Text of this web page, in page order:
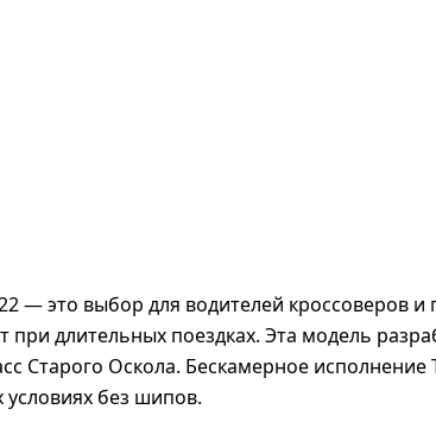
— это выбор для водителей
длительных поездках. Эта модель
Старого Оскола. Бескамерное
условиях без шипов.